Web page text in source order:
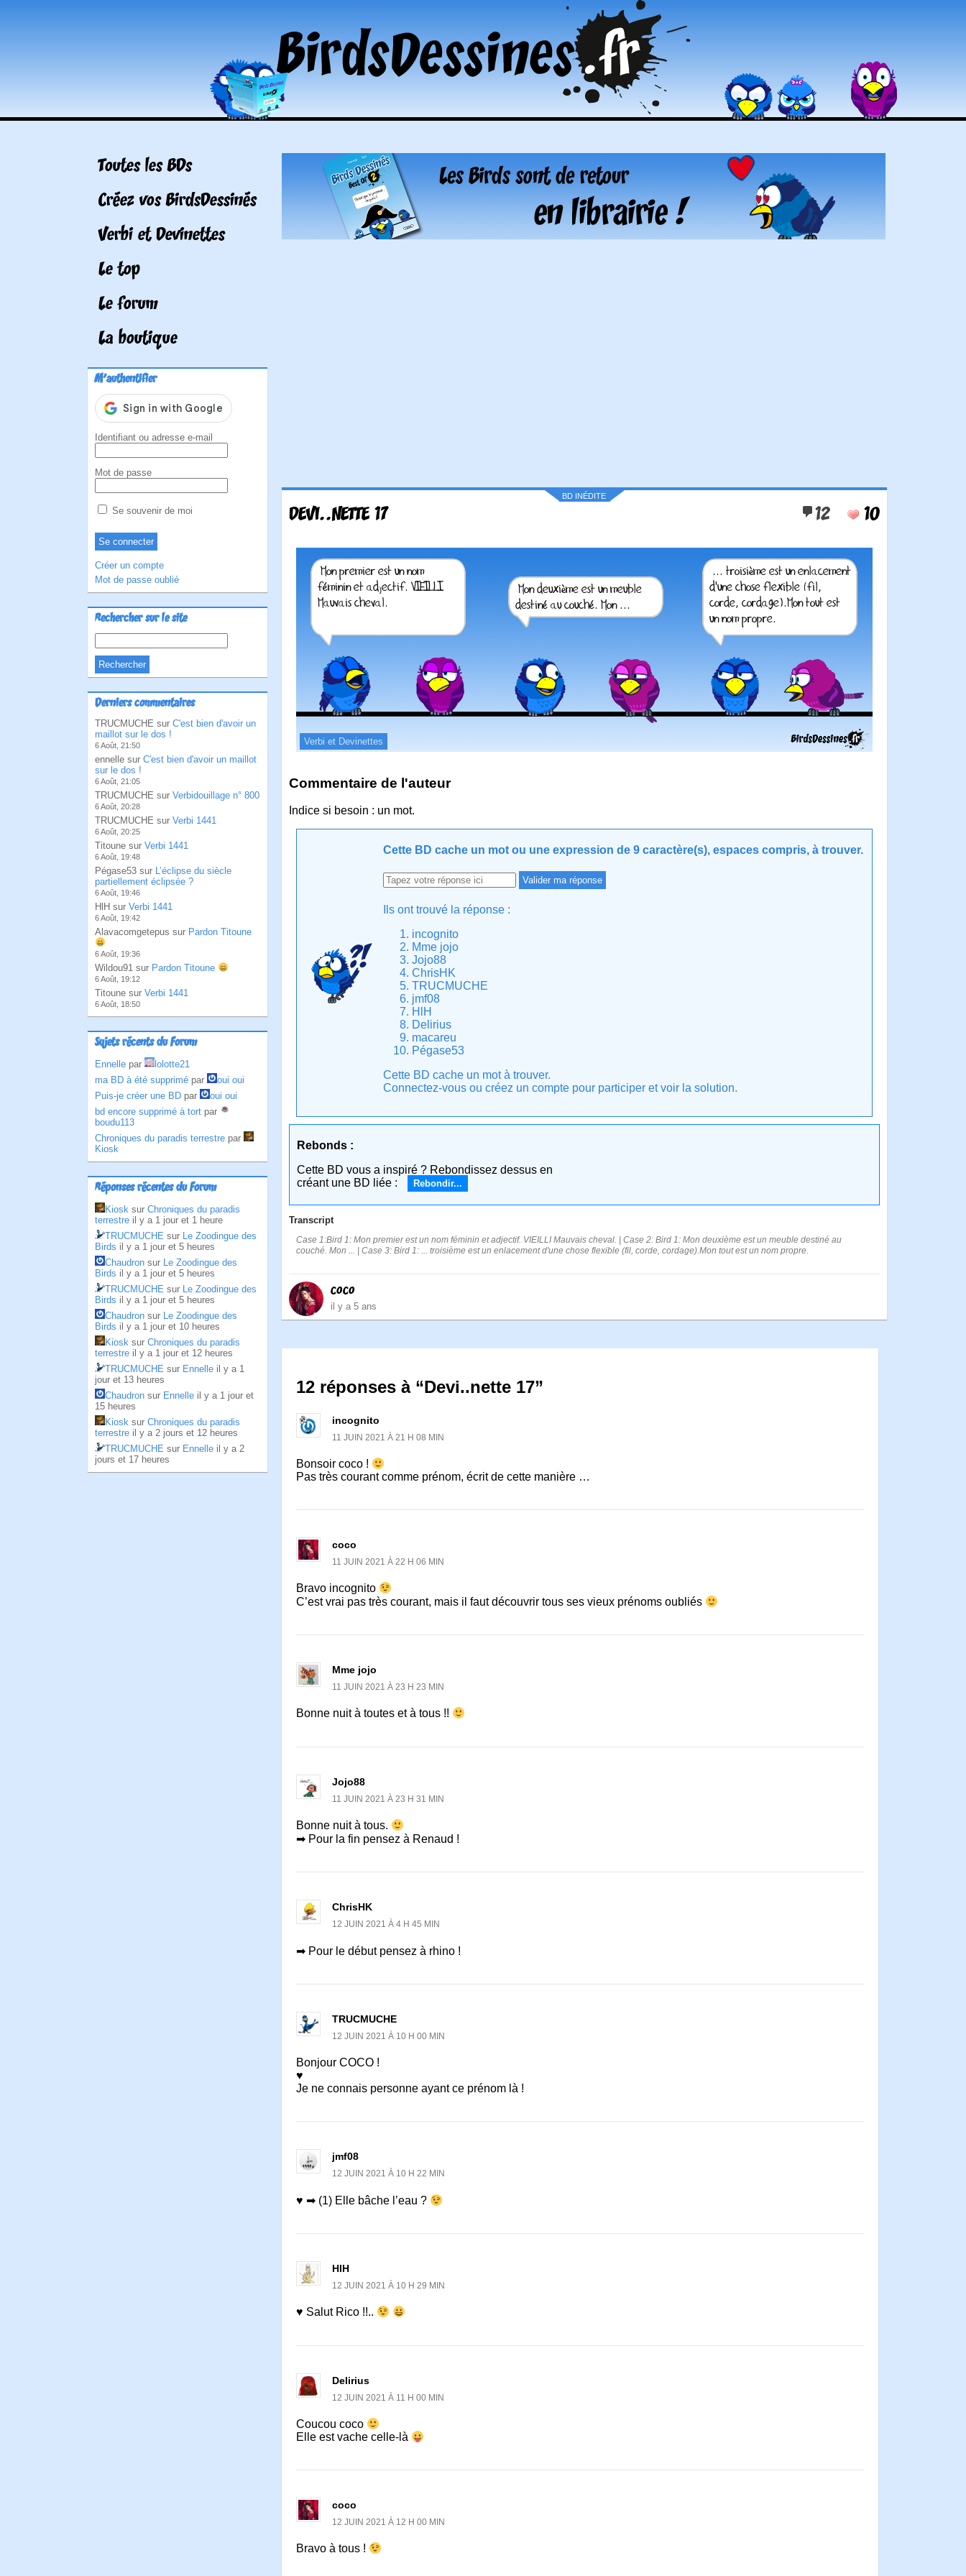
Toutes les BDs
Créez vos BirdsDessinés
Verbi et Devinettes
Le top
Le forum
La boutique
M'authentifier
Identifiant ou adresse e-mail
Mot de passe
Se souvenir de moi
Créer un compte
Mot de passe oublié
Rechercher sur le site
Derniers commentaires
TRUCMUCHE sur C'est bien d'avoir un
maillot sur le dos !
6 Août, 21:50
ennelle sur C'est bien d'avoir un maillot
sur le dos !
6 Août, 21:05
TRUCMUCHE sur Verbidouillage n° 800
6 Août, 20:28
TRUCMUCHE sur Verbi 1441
6 Août, 20:25
Titoune sur Verbi 1441
6 Août, 19:48
Pégase53 sur L’éclipse du siècle
partiellement éclipsée ?
6 Août, 19:46
HlH sur Verbi 1441
6 Août, 19:42
Alavacomgetepus sur Pardon Titoune
6 Août, 19:36
Wildou91 sur Pardon Titoune
6 Août, 19:12
Titoune sur Verbi 1441
6 Août, 18:50
Sujets récents du Forum
Ennelle par
lolotte21
ma BD à été supprimé par
oui oui
Puis-je créer une BD par
oui oui
bd encore supprimé à tort par
boudu113
Chroniques du paradis terrestre par
Kiosk
Réponses récentes du Forum
Kiosk sur Chroniques du paradis
terrestre il y a 1 jour et 1 heure
TRUCMUCHE sur Le Zoodingue des
Birds il y a 1 jour et 5 heures
Chaudron sur Le Zoodingue des
Birds il y a 1 jour et 5 heures
TRUCMUCHE sur Le Zoodingue des
Birds il y a 1 jour et 5 heures
Chaudron sur Le Zoodingue des
Birds il y a 1 jour et 10 heures
Kiosk sur Chroniques du paradis
terrestre il y a 1 jour et 12 heures
TRUCMUCHE sur Ennelle il y a 1
jour et 13 heures
Chaudron sur Ennelle il y a 1 jour et
15 heures
Kiosk sur Chroniques du paradis
terrestre il y a 2 jours et 12 heures
TRUCMUCHE sur Ennelle il y a 2
jours et 17 heures
BD INÉDITE
12 10
DEVI..NETTE 17
Verbi et Devinettes
Commentaire de l'auteur
Indice si besoin : un mot.
Cette BD cache un mot ou une expression de 9 caractère(s), espaces compris, à trouver.
Ils ont trouvé la réponse :
incognito
Mme jojo
Jojo88
ChrisHK
TRUCMUCHE
jmf08
HlH
Delirius
macareu
Pégase53
Cette BD cache un mot à trouver.
Connectez-vous ou créez un compte pour participer et voir la solution.
Rebonds :
Cette BD vous a inspiré ? Rebondissez dessus en
créant une BD liée :
Rebondir...
Transcript
Case 1:Bird 1: Mon premier est un nom féminin et adjectif. VIEILLI Mauvais cheval. | Case 2: Bird 1: Mon deuxième est un meuble destiné au
couché. Mon ... | Case 3: Bird 1: ... troisième est un enlacement d'une chose flexible (fil, corde, cordage).Mon tout est un nom propre.
coco
il y a 5 ans
12 réponses à “Devi..nette 17”
incognito
11 JUIN 2021 À 21 H 08 MIN
Bonsoir coco !
Pas très courant comme prénom, écrit de cette manière …
coco
11 JUIN 2021 À 22 H 06 MIN
Bravo incognito
C’est vrai pas très courant, mais il faut découvrir tous ses vieux prénoms oubliés
Mme jojo
11 JUIN 2021 À 23 H 23 MIN
Bonne nuit à toutes et à tous !!
Jojo88
11 JUIN 2021 À 23 H 31 MIN
Bonne nuit à tous.
➡ Pour la fin pensez à Renaud !
ChrisHK
12 JUIN 2021 À 4 H 45 MIN
➡ Pour le début pensez à rhino !
TRUCMUCHE
12 JUIN 2021 À 10 H 00 MIN
Bonjour COCO !
♥
Je ne connais personne ayant ce prénom là !
jmf08
12 JUIN 2021 À 10 H 22 MIN
♥ ➡ (1) Elle bâche l’eau ?
HlH
12 JUIN 2021 À 10 H 29 MIN
♥ Salut Rico !!..
Delirius
12 JUIN 2021 À 11 H 00 MIN
Coucou coco
Elle est vache celle-là
coco
12 JUIN 2021 À 12 H 00 MIN
Bravo à tous !